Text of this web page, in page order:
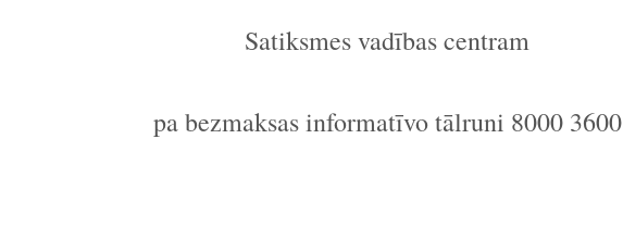
Satiksmes vadības centram
pa bezmaksas informatīvo tālruni 8000 3600